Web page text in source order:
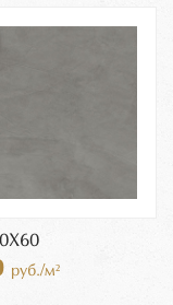
руб./м²